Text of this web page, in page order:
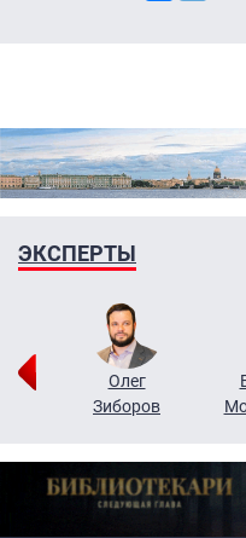
ЭКСПЕРТЫ
Олег
Зиборов